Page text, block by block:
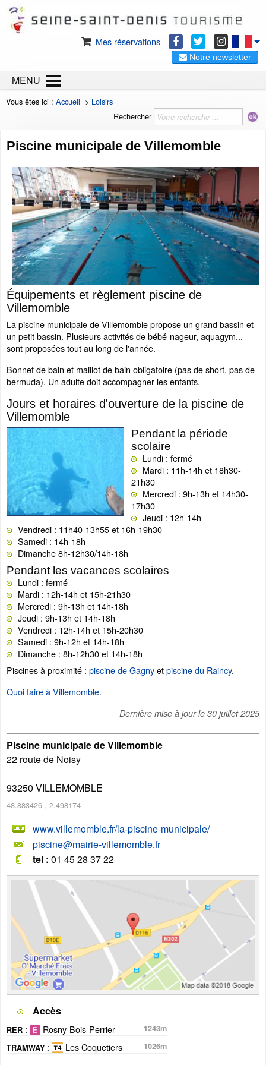
Mes réservations
Notre newsletter
MENU
Vous êtes ici : Accueil > Loisirs
Rechercher
Piscine municipale de Villemomble
Équipements et règlement piscine de
Villemomble
La piscine municipale de Villemomble propose un grand bassin et
un petit bassin. Plusieurs activités de bébé-nageur, aquagym...
sont proposées tout au long de l'année.
Bonnet de bain et maillot de bain obligatoire (pas de short, pas de
bermuda). Un adulte doit accompagner les enfants.
Jours et horaires d'ouverture de la piscine de
Villemomble
Pendant la période
scolaire
Lundi : fermé
Mardi : 11h-14h et 18h30-
21h30
Mercredi : 9h-13h et 14h30-
17h30
Jeudi : 12h-14h
Vendredi : 11h40-13h55 et 16h-19h30
Samedi : 14h-18h
Dimanche 8h-12h30/14h-18h
Pendant les vacances scolaires
Lundi : fermé
Mardi : 12h-14h et 15h-21h30
Mercredi : 9h-13h et 14h-18h
Jeudi : 9h-13h et 14h-18h
Vendredi : 12h-14h et 15h-20h30
Samedi : 9h-12h et 14h-18h
Dimanche : 8h-12h30 et 14h-18h
Piscines à proximité : piscine de Gagnyetpiscine du Raincy.
Quoi faire à Villemomble.
Dernière mise à jour le 30 juillet 2025
Piscine municipale de Villemomble
22 route de Noisy
93250 VILLEMOMBLE
48.883426 , 2.498174
www.villemomble.fr/la-piscine-municipale/
piscine@mairie-villemomble.fr
tel : 01 45 28 37 22
Accès
RER : Rosny-Bois-Perrier
1243m
TRAMWAY : Les Coquetiers 1026m